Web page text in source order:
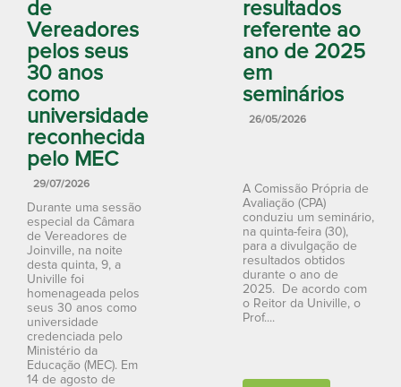
de
Vereadores
pelos seus
30 anos
como
universidade
reconhecida
pelo MEC
29/07/2026
Durante uma sessão
especial da Câmara
de Vereadores de
Joinville, na noite
desta quinta, 9, a
Univille foi
homenageada pelos
seus 30 anos como
universidade
credenciada pelo
Ministério da
Educação (MEC). Em
14 de agosto de
resultados
referente ao
ano de 2025
em
seminários
26/05/2026
A Comissão Própria de
Avaliação (CPA)
conduziu um seminário,
na quinta-feira (30),
para a divulgação de
resultados obtidos
durante o ano de
2025. De acordo com
o Reitor da Univille, o
Prof....